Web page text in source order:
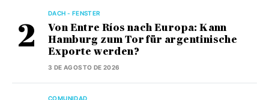
DACH - FENSTER
Von Entre Ríos nach Europa: Kann
Hamburg zum Tor für argentinische
Exporte werden?
3 DE AGOSTO DE 2026
COMUNIDAD